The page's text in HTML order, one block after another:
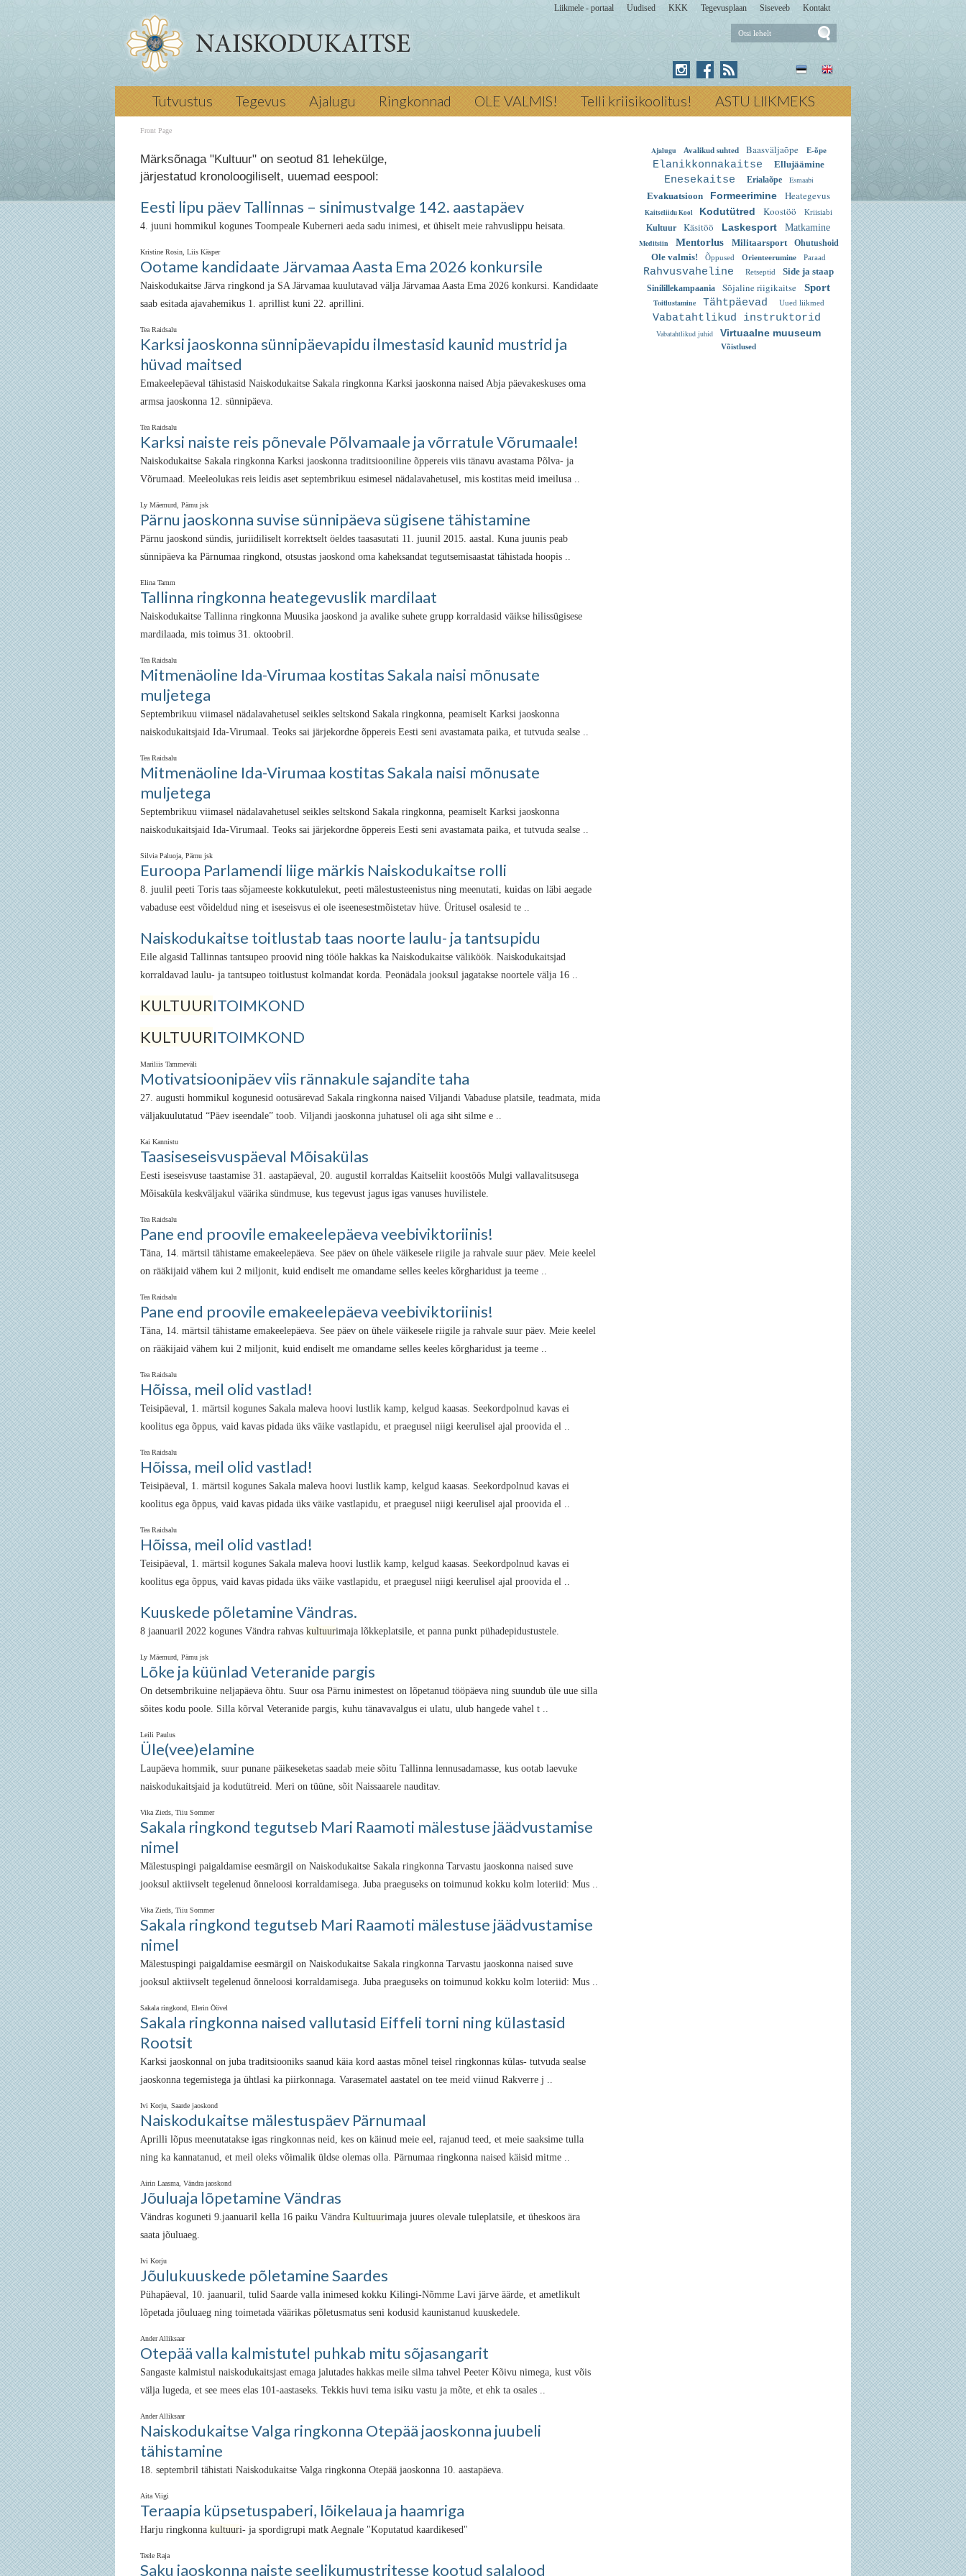
Liikmele - portaal Uudised KKK Tegevusplaan Siseveeb Kontakt
Tutvustus Tegevus Ajalugu Ringkonnad OLE VALMIS! Telli kriisikoolitus! ASTU LIIKMEKS
Front Page
Märksõnaga "Kultuur" on seotud 81 lehekülge,
järjestatud kronoloogiliselt, uuemad eespool:
Eesti lipu päev Tallinnas – sinimustvalge 142. aastapäev
4. juuni hommikul kogunes Toompeale Kuberneri aeda sadu inimesi, et ühiselt meie rahvuslippu heisata.
Kristine Rosin, Liis Käsper
Ootame kandidaate Järvamaa Aasta Ema 2026 konkursile
Naiskodukaitse Järva ringkond ja SA Järvamaa kuulutavad välja Järvamaa Aasta Ema 2026 konkursi. Kandidaate
saab esitada ajavahemikus 1. aprillist kuni 22. aprillini.
Tea Raidsalu
Karksi jaoskonna sünnipäevapidu ilmestasid kaunid mustrid ja
hüvad maitsed
Emakeelepäeval tähistasid Naiskodukaitse Sakala ringkonna Karksi jaoskonna naised Abja päevakeskuses oma
armsa jaoskonna 12. sünnipäeva.
Tea Raidsalu
Karksi naiste reis põnevale Põlvamaale ja võrratule Võrumaale!
Naiskodukaitse Sakala ringkonna Karksi jaoskonna traditsiooniline õppereis viis tänavu avastama Põlva- ja
Võrumaad. Meeleolukas reis leidis aset septembrikuu esimesel nädalavahetusel, mis kostitas meid imeilusa ..
Ly Mäemurd, Pärnu jsk
Pärnu jaoskonna suvise sünnipäeva sügisene tähistamine
Pärnu jaoskond sündis, juriidiliselt korrektselt öeldes taasasutati 11. juunil 2015. aastal. Kuna juunis peab
sünnipäeva ka Pärnumaa ringkond, otsustas jaoskond oma kaheksandat tegutsemisaastat tähistada hoopis ..
Elina Tamm
Tallinna ringkonna heategevuslik mardilaat
Naiskodukaitse Tallinna ringkonna Muusika jaoskond ja avalike suhete grupp korraldasid väikse hilissügisese
mardilaada, mis toimus 31. oktoobril.
Tea Raidsalu
Mitmenäoline Ida-Virumaa kostitas Sakala naisi mõnusate
muljetega
Septembrikuu viimasel nädalavahetusel seikles seltskond Sakala ringkonna, peamiselt Karksi jaoskonna
naiskodukaitsjaid Ida-Virumaal. Teoks sai järjekordne õppereis Eesti seni avastamata paika, et tutvuda sealse ..
Tea Raidsalu
Mitmenäoline Ida-Virumaa kostitas Sakala naisi mõnusate
muljetega
Septembrikuu viimasel nädalavahetusel seikles seltskond Sakala ringkonna, peamiselt Karksi jaoskonna
naiskodukaitsjaid Ida-Virumaal. Teoks sai järjekordne õppereis Eesti seni avastamata paika, et tutvuda sealse ..
Silvia Paluoja, Pärnu jsk
Euroopa Parlamendi liige märkis Naiskodukaitse rolli
8. juulil peeti Toris taas sõjameeste kokkutulekut, peeti mälestusteenistus ning meenutati, kuidas on läbi aegade
vabaduse eest võideldud ning et iseseisvus ei ole iseenesestmõistetav hüve. Üritusel osalesid te ..
Naiskodukaitse toitlustab taas noorte laulu- ja tantsupidu
Eile algasid Tallinnas tantsupeo proovid ning tööle hakkas ka Naiskodukaitse väliköök. Naiskodukaitsjad
korraldavad laulu- ja tantsupeo toitlustust kolmandat korda. Peonädala jooksul jagatakse noortele välja 16 ..
KULTUURITOIMKOND
KULTUURITOIMKOND
Mariliis Tammeväli
Motivatsioonipäev viis rännakule sajandite taha
27. augusti hommikul kogunesid ootusärevad Sakala ringkonna naised Viljandi Vabaduse platsile, teadmata, mida
väljakuulutatud “Päev iseendale” toob. Viljandi jaoskonna juhatusel oli aga siht silme e ..
Kai Kannistu
Taasiseseisvuspäeval Mõisakülas
Eesti iseseisvuse taastamise 31. aastapäeval, 20. augustil korraldas Kaitseliit koostöös Mulgi vallavalitsusega
Mõisaküla keskväljakul väärika sündmuse, kus tegevust jagus igas vanuses huvilistele.
Tea Raidsalu
Pane end proovile emakeelepäeva veebiviktoriinis!
Täna, 14. märtsil tähistame emakeelepäeva. See päev on ühele väikesele riigile ja rahvale suur päev. Meie keelel
on rääkijaid vähem kui 2 miljonit, kuid endiselt me omandame selles keeles kõrgharidust ja teeme ..
Tea Raidsalu
Pane end proovile emakeelepäeva veebiviktoriinis!
Täna, 14. märtsil tähistame emakeelepäeva. See päev on ühele väikesele riigile ja rahvale suur päev. Meie keelel
on rääkijaid vähem kui 2 miljonit, kuid endiselt me omandame selles keeles kõrgharidust ja teeme ..
Tea Raidsalu
Hõissa, meil olid vastlad!
Teisipäeval, 1. märtsil kogunes Sakala maleva hoovi lustlik kamp, kelgud kaasas. Seekordpolnud kavas ei
koolitus ega õppus, vaid kavas pidada üks väike vastlapidu, et praegusel niigi keerulisel ajal proovida el ..
Tea Raidsalu
Hõissa, meil olid vastlad!
Teisipäeval, 1. märtsil kogunes Sakala maleva hoovi lustlik kamp, kelgud kaasas. Seekordpolnud kavas ei
koolitus ega õppus, vaid kavas pidada üks väike vastlapidu, et praegusel niigi keerulisel ajal proovida el ..
Tea Raidsalu
Hõissa, meil olid vastlad!
Teisipäeval, 1. märtsil kogunes Sakala maleva hoovi lustlik kamp, kelgud kaasas. Seekordpolnud kavas ei
koolitus ega õppus, vaid kavas pidada üks väike vastlapidu, et praegusel niigi keerulisel ajal proovida el ..
Kuuskede põletamine Vändras.
8 jaanuaril 2022 kogunes Vändra rahvas kultuurimaja lõkkeplatsile, et panna punkt pühadepidustustele.
Ly Mäemurd, Pärnu jsk
Lõke ja küünlad Veteranide pargis
On detsembrikuine neljapäeva õhtu. Suur osa Pärnu inimestest on lõpetanud tööpäeva ning suundub üle uue silla
sõites kodu poole. Silla kõrval Veteranide pargis, kuhu tänavavalgus ei ulatu, ulub hangede vahel t ..
Leili Paulus
Üle(vee)elamine
Laupäeva hommik, suur punane päikeseketas saadab meie sõitu Tallinna lennusadamasse, kus ootab laevuke
naiskodukaitsjaid ja kodutütreid. Meri on tüüne, sõit Naissaarele nauditav.
Vika Zieds, Tiiu Sommer
Sakala ringkond tegutseb Mari Raamoti mälestuse jäädvustamise
nimel
Mälestuspingi paigaldamise eesmärgil on Naiskodukaitse Sakala ringkonna Tarvastu jaoskonna naised suve
jooksul aktiivselt tegelenud õnneloosi korraldamisega. Juba praeguseks on toimunud kokku kolm loteriid: Mus ..
Vika Zieds, Tiiu Sommer
Sakala ringkond tegutseb Mari Raamoti mälestuse jäädvustamise
nimel
Mälestuspingi paigaldamise eesmärgil on Naiskodukaitse Sakala ringkonna Tarvastu jaoskonna naised suve
jooksul aktiivselt tegelenud õnneloosi korraldamisega. Juba praeguseks on toimunud kokku kolm loteriid: Mus ..
Sakala ringkond, Elerin Öövel
Sakala ringkonna naised vallutasid Eiffeli torni ning külastasid
Rootsit
Karksi jaoskonnal on juba traditsiooniks saanud käia kord aastas mõnel teisel ringkonnas külas- tutvuda sealse
jaoskonna tegemistega ja ühtlasi ka piirkonnaga. Varasematel aastatel on tee meid viinud Rakverre j ..
Ivi Korju, Saarde jaoskond
Naiskodukaitse mälestuspäev Pärnumaal
Aprilli lõpus meenutatakse igas ringkonnas neid, kes on käinud meie eel, rajanud teed, et meie saaksime tulla
ning ka kannatanud, et meil oleks võimalik üldse olemas olla. Pärnumaa ringkonna naised käisid mitme ..
Airin Laasma, Vändra jaoskond
Jõuluaja lõpetamine Vändras
Vändras koguneti 9.jaanuaril kella 16 paiku Vändra Kultuurimaja juures olevale tuleplatsile, et üheskoos ära
saata jõuluaeg.
Ivi Korju
Jõulukuuskede põletamine Saardes
Pühapäeval, 10. jaanuaril, tulid Saarde valla inimesed kokku Kilingi-Nõmme Lavi järve äärde, et ametlikult
lõpetada jõuluaeg ning toimetada väärikas põletusmatus seni kodusid kaunistanud kuuskedele.
Ander Alliksaar
Otepää valla kalmistutel puhkab mitu sõjasangarit
Sangaste kalmistul naiskodukaitsjast emaga jalutades hakkas meile silma tahvel Peeter Kõivu nimega, kust võis
välja lugeda, et see mees elas 101-aastaseks. Tekkis huvi tema isiku vastu ja mõte, et ehk ta osales ..
Ander Alliksaar
Naiskodukaitse Valga ringkonna Otepää jaoskonna juubeli
tähistamine
18. septembril tähistati Naiskodukaitse Valga ringkonna Otepää jaoskonna 10. aastapäeva.
Aita Viigi
Teraapia küpsetuspaberi, lõikelaua ja haamriga
Harju ringkonna kultuuri- ja spordigrupi matk Aegnale "Koputatud kaardikesed"
Teele Raja
Saku jaoskonna naiste seelikumustritesse kootud salalood
Ajalugu Avalikud suhted Baasväljaõpe E-õpe
Elanikkonnakaitse Ellujäämine
Enesekaitse Erialaõpe Esmaabi
Evakuatsioon Formeerimine Heategevus
Kaitseliidu Kool Kodutütred Koostöö Kriisiabi
Kultuur Käsitöö Laskesport Matkamine
Meditsiin Mentorlus Militaarsport Ohutushoid
Ole valmis! Õppused Orienteerumine Paraad
Rahvusvaheline Retseptid Side ja staap
Sinilillekampaania Sõjaline riigikaitse Sport
Toitlustamine Tähtpäevad Uued liikmed
Vabatahtlikud instruktorid
Vabatahtlikud juhid Virtuaalne muuseum
Võistlused